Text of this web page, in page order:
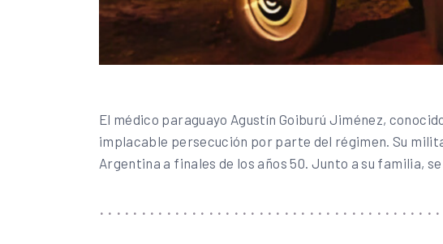
El médico paraguayo Agustín Goiburú Jiménez,
implacable persecución por parte del régimen. Su
Argentina a finales de los años 50. Junto a su familia,